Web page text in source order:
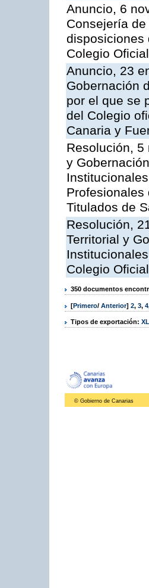
Anuncio, 6
Consejería
disposiciones
Colegio
Anuncio, 23
Gobernación
por el que se
del Colegio
Canaria y
Resolución, 5
y
Profesionales
Titulados de
Resolución,
Territorial y
Colegio
350 documentos
[Primero/ Anterior] 2, 3, 4
Tipos de exportación:
© Gobierno de Canarias